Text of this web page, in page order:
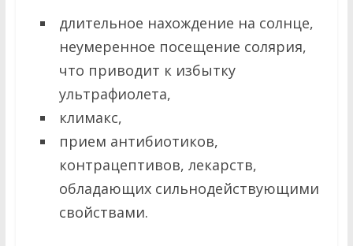
длительное нахождение на солнце,
неумеренное посещение солярия,
что приводит к избытку
ультрафиолета,
климакс,
прием антибиотиков,
контрацептивов, лекарств,
обладающих сильнодействующими
свойствами.